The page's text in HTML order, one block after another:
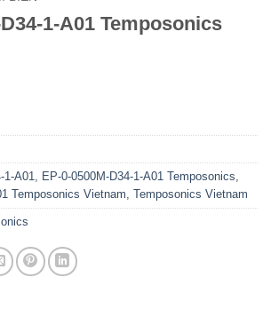
1-A01 Temposonics
1-A01, EP-0-0500M-D34-1-A01 Temposonics,
Temposonics Vietnam, Temposonics Vietnam